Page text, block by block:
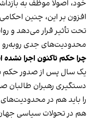
خود، اصولاً موظف به
افزون بر این، چنین
تحت تأثیر قرار می‌دهد و
محدودیت‌های جدی
چرا حکم تاکنون اجرا
یک سال پس از صدور حکم
دستگیری رهبران
را باید هم در
هم در تحولات سیاسی